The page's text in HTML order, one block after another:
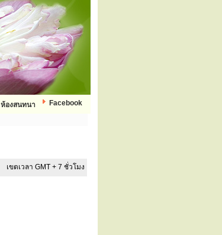
Facebook
ห้องสนทนา
เขตเวลา GMT + 7 ชั่วโมง